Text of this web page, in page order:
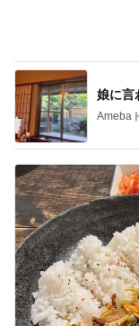
丸岡いずみ 頸動脈エ
Amebaトピックス 1日